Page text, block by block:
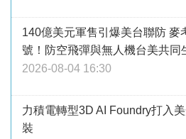
140億美元軍售引爆美台聯防 麥
號！防空飛彈與無人機台美共同
2026-08-04 16:30
力積電轉型3D AI Foundry打入
裝